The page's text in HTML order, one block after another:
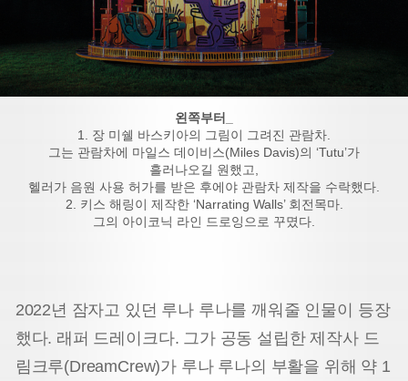
왼쪽부터_
1. 장 미쉘 바스키아의 그림이 그려진 관람차.
그는 관람차에 마일스 데이비스(Miles Davis)의 ‘Tutu’가
흘러나오길 원했고,
헬러가 음원 사용 허가를 받은 후에야 관람차 제작을 수락했다.
2. 키스 해링이 제작한 ‘Narrating Walls’ 회전목마.
그의 아이코닉 라인 드로잉으로 꾸몄다.
2022년 잠자고 있던 루나 루나를 깨워줄 인물이 등장
했다. 래퍼 드레이크다. 그가 공동 설립한 제작사 드
림크루(DreamCrew)가 루나 루나의 부활을 위해 약 1